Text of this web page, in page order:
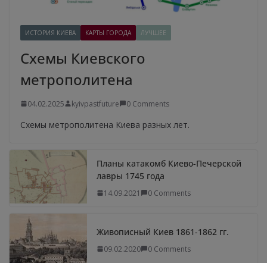
ИСТОРИЯ КИЕВА КАРТЫ ГОРОДА ЛУЧШЕЕ
Схемы Киевского
метрополитена
04.02.2025 kyivpastfuture 0 Comments
Схемы метрополитена Киева разных лет.
Планы катакомб Киево-Печерской
лавры 1745 года
14.09.2021 0 Comments
Живописный Киев 1861-1862 гг.
09.02.2020 0 Comments